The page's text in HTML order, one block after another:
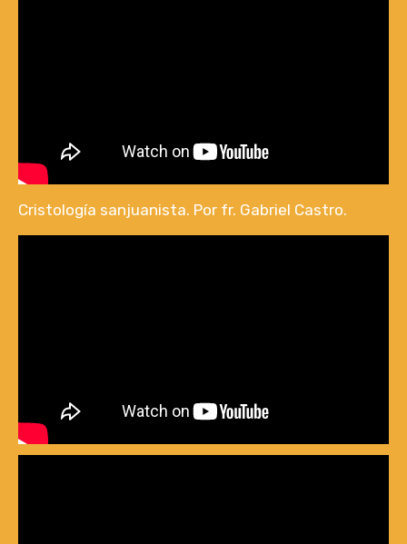
Cristología sanjuanista. Por fr. Gabriel Castro.